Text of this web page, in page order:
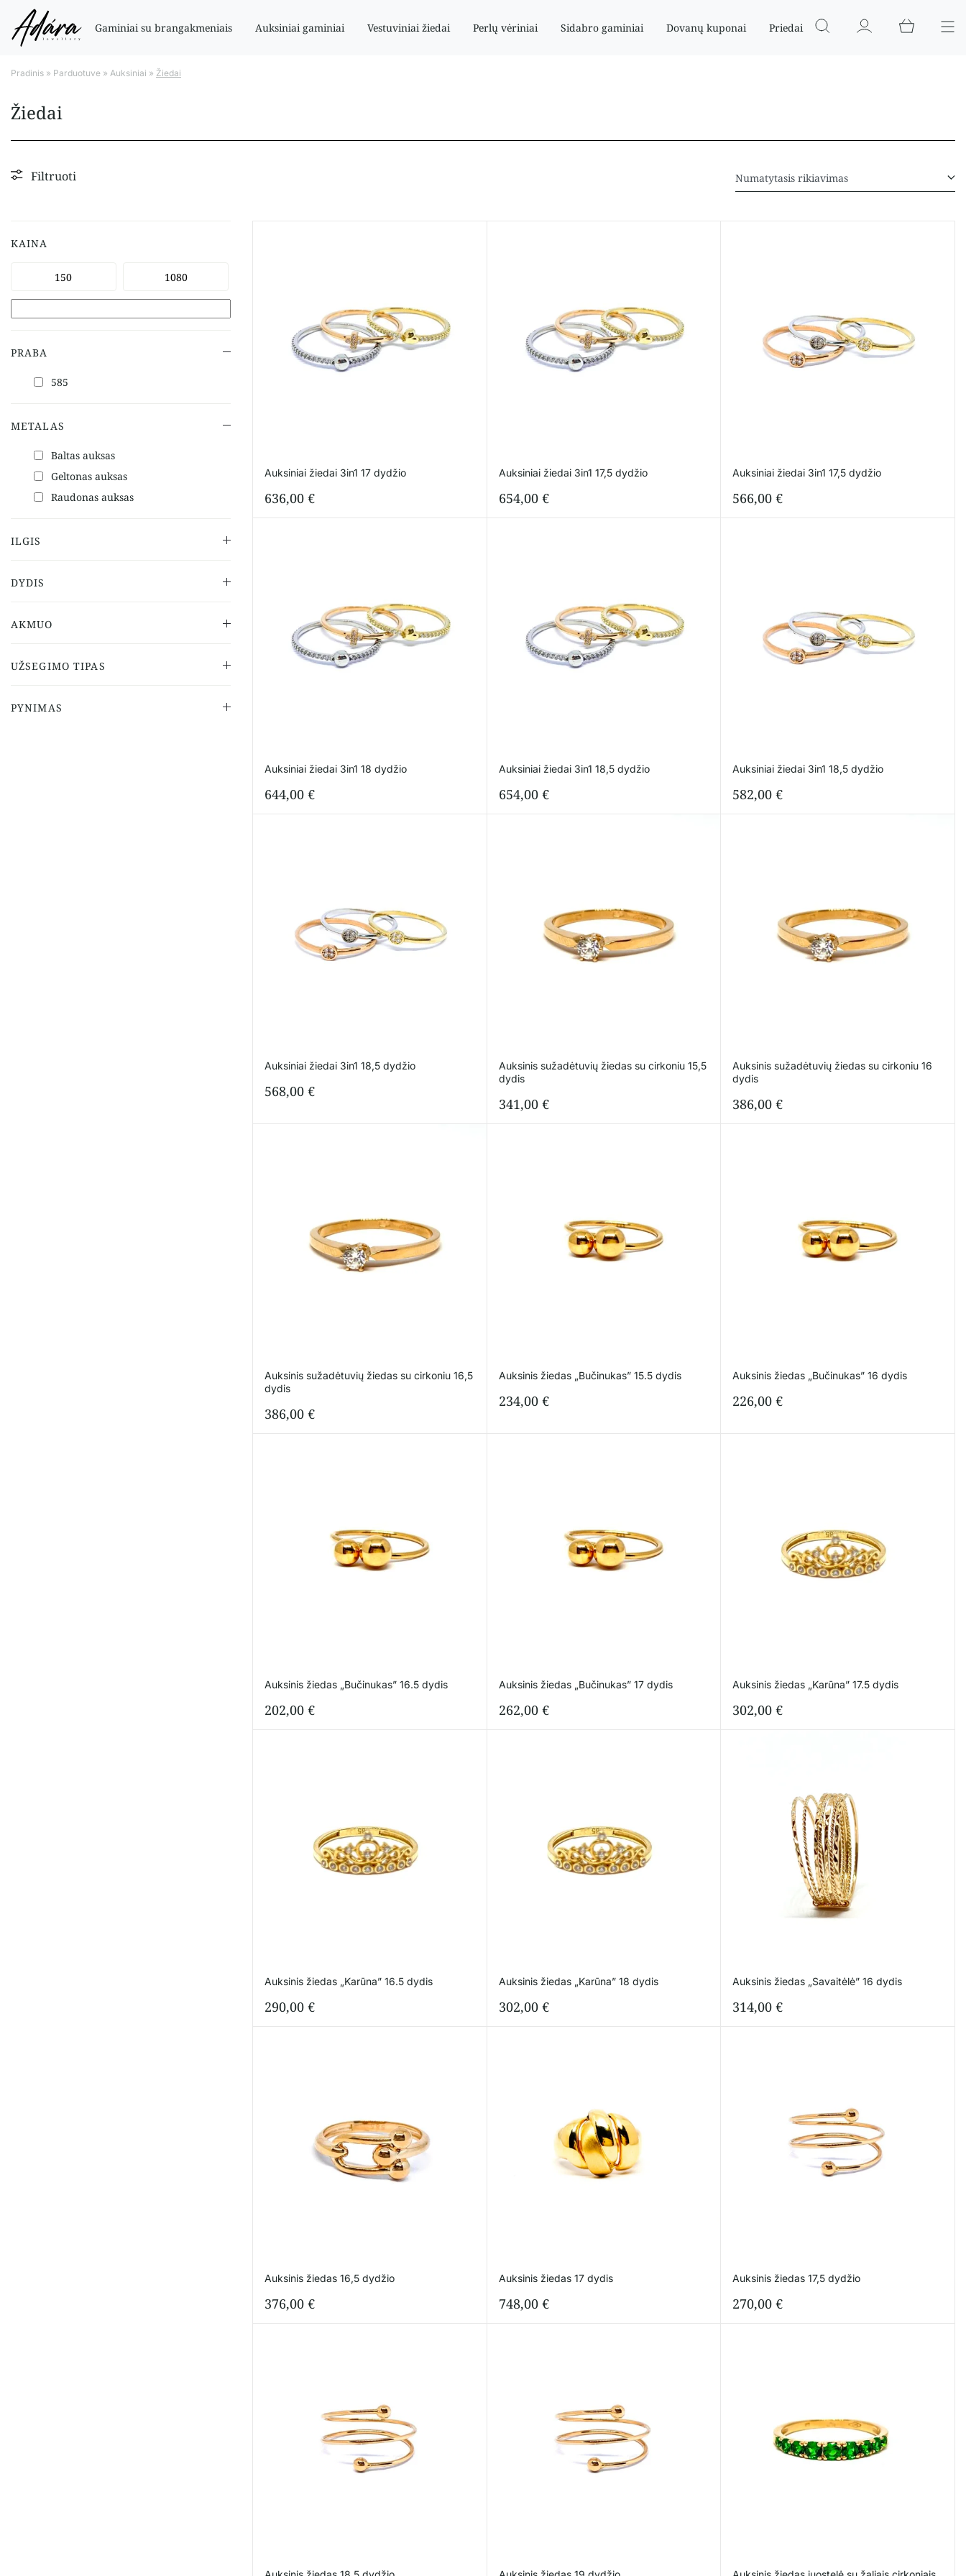
Gaminiai su brangakmeniais Auksiniai gaminiai Vestuviniai žiedai Perlų vėriniai Sidabro gaminiai Dovanų kuponai Priedai
Pradinis » Parduotuve » Auksiniai » Žiedai
Žiedai
Filtruoti
KAINA
PRABA
585
METALAS
Baltas auksas
Geltonas auksas
Raudonas auksas
ILGIS
DYDIS
AKMUO
UŽSEGIMO TIPAS
PYNIMAS
Auksiniai žiedai 3in1 17 dydžio
636,00 €
Auksiniai žiedai 3in1 17,5 dydžio
654,00 €
Auksiniai žiedai 3in1 17,5 dydžio
566,00€
Auksiniai žiedai 3in1 18 dydžio
644,00 €
Auksiniai žiedai 3in1 18,5 dydžio
654,00 €
Auksiniai žiedai 3in1 18,5 dydžio
582,00€
Auksiniai žiedai 3in1 18,5 dydžio
568,00 €
Auksinis sužadėtuvių žiedas su cirkoniu 15,5
dydis
341,00 €
Auksinis sužadėtuvių žiedas su cirkoniu 16
dydis
386,00€
Auksinis sužadėtuvių žiedas su cirkoniu 16,5
dydis
386,00 €
Auksinis žiedas „Bučinukas” 15.5 dydis
234,00 €
Auksinis žiedas „Bučinukas” 16 dydis
226,00€
Auksinis žiedas „Bučinukas” 16.5 dydis
202,00 €
Auksinis žiedas „Bučinukas” 17 dydis
262,00 €
Auksinis žiedas „Karūna” 17.5 dydis
302,00€
Auksinis žiedas „Karūna” 16.5 dydis
290,00 €
Auksinis žiedas „Karūna” 18 dydis
302,00 €
Auksinis žiedas „Savaitėlė” 16 dydis
314,00€
Auksinis žiedas 16,5 dydžio
376,00 €
Auksinis žiedas 17 dydis
748,00 €
Auksinis žiedas 17,5 dydžio
270,00€